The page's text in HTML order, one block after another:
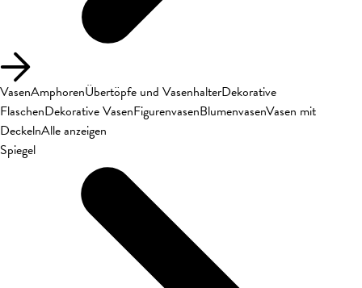
VasenAmphorenÜbertöpfe und VasenhalterDekorative
FlaschenDekorative VasenFigurenvasenBlumenvasenVasen mit
DeckelnAlle anzeigen
Spiegel